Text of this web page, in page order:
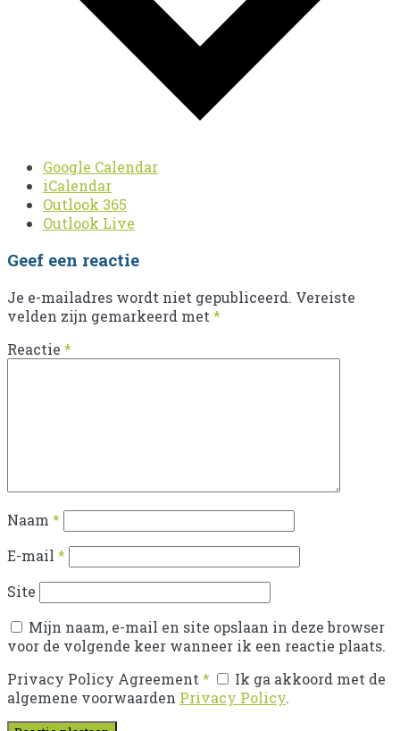
Google Calendar
iCalendar
Outlook 365
Outlook Live
Geef een reactie
Je e-mailadres wordt niet gepubliceerd. Vereiste
velden zijn gemarkeerd met *
Reactie *
Naam *
E-mail *
Site
Mijn naam, e-mail en site opslaan in deze browser
voor de volgende keer wanneer ik een reactie plaats.
Privacy Policy Agreement *
Ik ga akkoord met de
algemene voorwaarden Privacy Policy.